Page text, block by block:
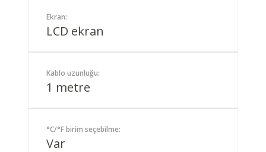
Ekran:
LCD ekran
Kablo uzunluğu:
1 metre
°C/°F birim seçebilme:
Var